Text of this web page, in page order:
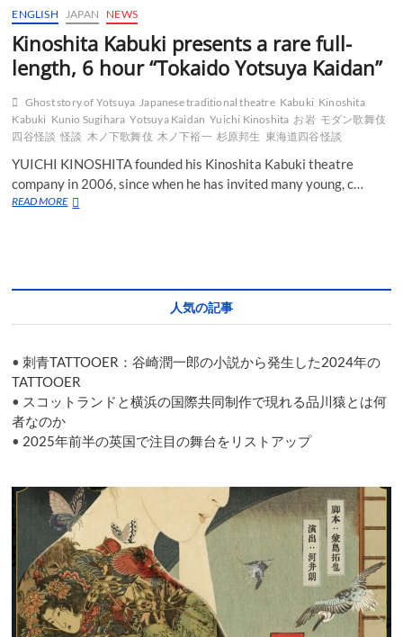
ENGLISH JAPAN NEWS
Kinoshita Kabuki presents a rare full-
length, 6 hour “Tokaido Yotsuya Kaidan”
Ghost story of Yotsuya Japanese traditional theatre Kabuki Kinoshita
Kabuki Kunio Sugihara Yotsuya Kaidan Yuichi Kinoshita お岩 モダン歌舞伎
四谷怪談 怪談 木ノ下歌舞伎 木ノ下裕一 杉原邦生 東海道四谷怪談
YUICHI KINOSHITA founded his Kinoshita Kabuki theatre
company in 2006, since when he has invited many young, c…
READ MOREKinoshita
Yotsuya
Kaidan”
人気の記事
•刺青TATTOOER：谷崎潤一郎の小説から発生した2024年の
TATTOOER
• スコットランドと横浜の国際共同制作で現れる品川猿とは何
者なのか
• 2025年前半の英国で注目の舞台をリストアップ